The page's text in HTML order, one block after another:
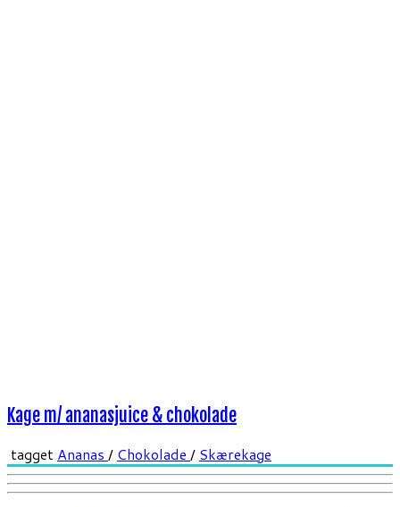
Kage m/ ananasjuice & chokolade
tagget Ananas / Chokolade / Skærekage